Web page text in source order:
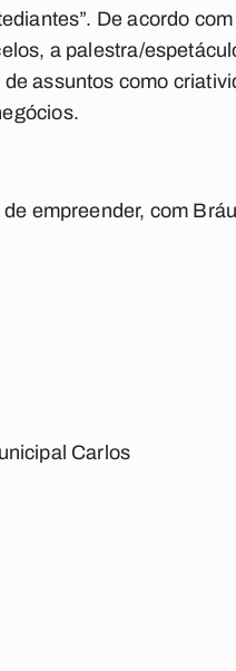
De acordo
a palestra/
assuntos como
empreender, com
Carlos